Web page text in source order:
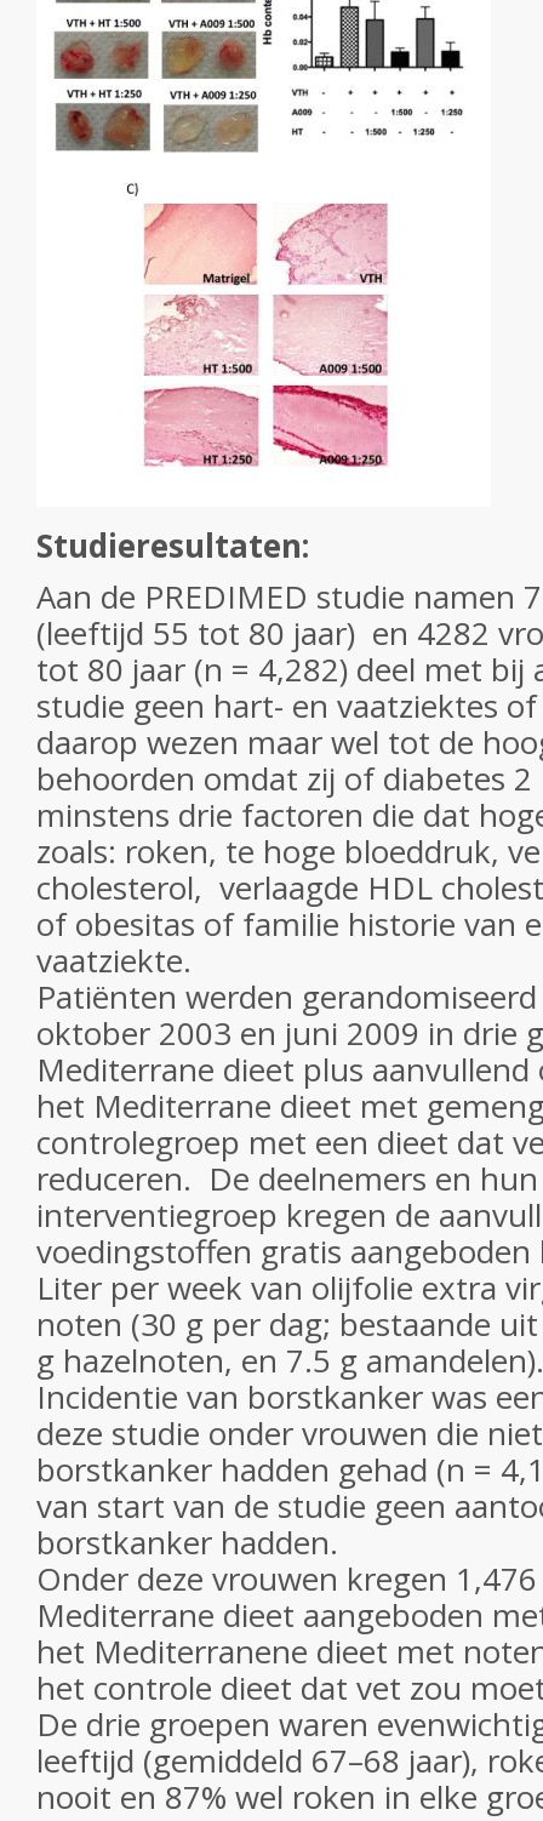
Studieresultaten:
Aan de PREDIMED studie namen
(leeftijd 55 tot 80 jaar) en 4282
tot 80 jaar (n = 4,282) deel met bij
studie geen hart- en vaatziektes
daarop wezen maar wel tot de
behoorden omdat zij of diabetes
minstens drie factoren die dat
zoals: roken, te hoge bloeddruk,
cholesterol, verlaagde HDL
of obesitas of familie historie van
vaatziekte.
Patiënten werden
oktober 2003 en juni 2009 in drie
Mediterrane dieet plus
het Mediterrane dieet met
controlegroep met een dieet dat
reduceren. De deelnemers en
interventiegroep kregen de
voedingstoffen gratis
Liter per week van olijfolie extra
noten (30 g per dag; bestaande
g hazelnoten, en 7.5 g amandelen).
Incidentie van borstkanker was
deze studie onder vrouwen die
borstkanker hadden gehad (n =
van start van de studie geen
borstkanker hadden.
Onder deze vrouwen kregen
Mediterrane dieet aangeboden
het Mediterranene dieet met
het controle dieet dat vet zou
De drie groepen waren
leeftijd (gemiddeld 67–68 jaar),
nooit en 87% wel roken in elke